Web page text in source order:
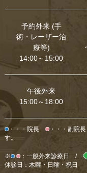
●・・・院長 ●・・・副院
す。
※● ●：一般外来診療日 /
休診日：木曜・日曜・祝日
予約外来 (手
術・レーザー治
療等)
14:00～15:00
午後外来
15:00～18:00